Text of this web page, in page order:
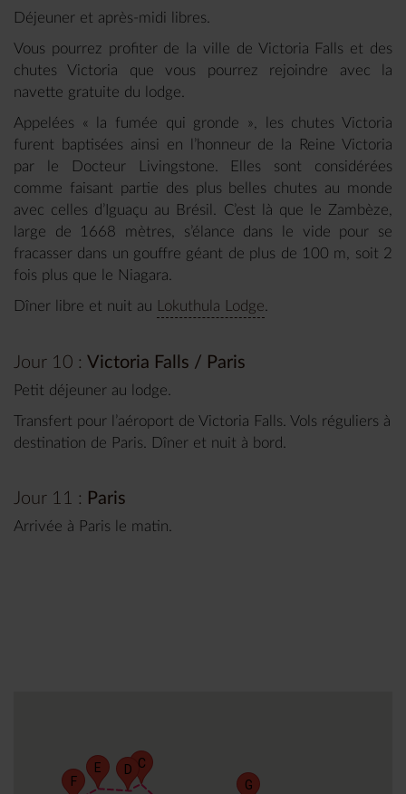
Déjeuner et après-midi libres.
Vous pourrez profiter de la ville de Victoria Falls et des
chutes Victoria que vous pourrez rejoindre avec la
navette gratuite du lodge.
Appelées « la fumée qui gronde », les chutes Victoria
furent baptisées ainsi en l’honneur de la Reine Victoria
par le Docteur Livingstone. Elles sont considérées
comme faisant partie des plus belles chutes au monde
avec celles d’Iguaçu au Brésil. C’est là que le Zambèze,
large de 1668 mètres, s’élance dans le vide pour se
fracasser dans un gouffre géant de plus de 100 m, soit 2
fois plus que le Niagara.
Dîner libre et nuit au
Lokuthula Lodge
Jour 10 : Victoria Falls / Paris
Petit déjeuner au lodge.
Transfert pour l’aéroport de Victoria Falls. Vols réguliers à
destination de Paris. Dîner et nuit à bord.
Jour 11 : Paris
Arrivée à Paris le matin.
C
D
E
F
G